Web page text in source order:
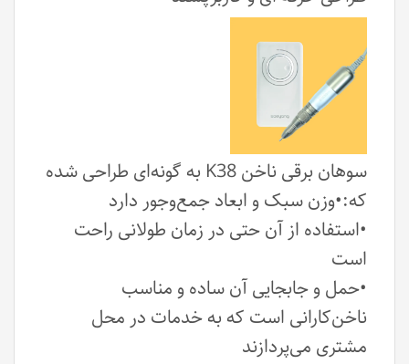
سوهان برقی ناخن K38 به گونه‌ای طراحی شده
که:•وزن سبک و ابعاد جمع‌وجور دارد
•استفاده از آن حتی در زمان طولانی راحت
است
•حمل و جابجایی آن ساده و مناسب
ناخن‌کارانی است که به خدمات در محل
مشتری می‌پردازند